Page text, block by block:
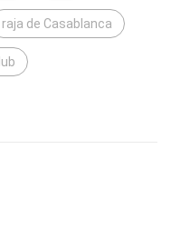
raja de Casablanca